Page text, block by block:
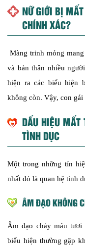
NỮ GIỚI BỊ
CHÍNH XÁC?
Màng trinh mỏng
và bản thân nhiều
hiện ra các biểu hiện
không còn. Vậy, con
DẤU HIỆU MẤT
TÌNH DỤC
Một trong những tín
nhất đó là quan hệ tình
ÂM ĐẠO KHÔNG
Âm đạo chảy máu tươi
biểu hiện thường gặp